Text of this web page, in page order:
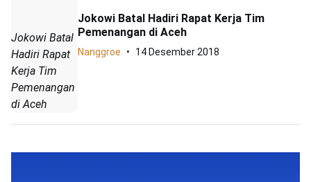
Jokowi Batal
Hadiri Rapat
Kerja Tim
Pemenangan
di Aceh
Jokowi Batal Hadiri Rapat Kerja Tim
Pemenangan di Aceh
Nanggroe 14 Desember 2018